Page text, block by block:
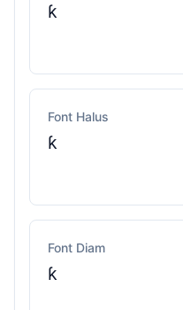
ƙ
Font Halus
ƙ
Font Diam
ƙ